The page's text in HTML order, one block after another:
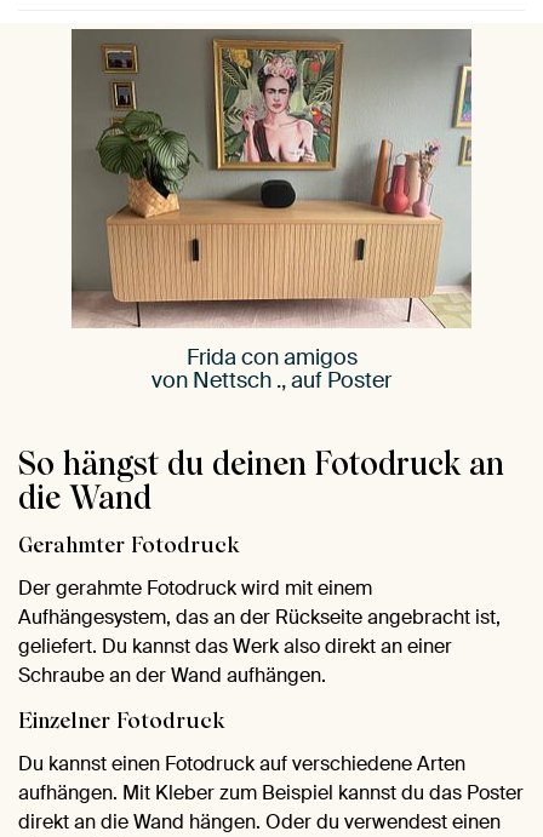
Frida con amigos
von Nettsch ., auf Poster
So hängst du deinen Fotodruck an
die Wand
Gerahmter Fotodruck
Der gerahmte Fotodruck wird mit einem
Aufhängesystem, das an der Rückseite angebracht ist,
geliefert. Du kannst das Werk also direkt an einer
Schraube an der Wand aufhängen.
Einzelner Fotodruck
Du kannst einen Fotodruck auf verschiedene Arten
aufhängen. Mit Kleber zum Beispiel kannst du das Poster
direkt an die Wand hängen. Oder du verwendest einen